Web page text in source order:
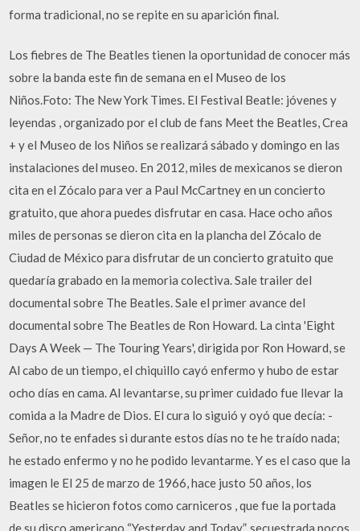
forma tradicional, no se repite en su aparición final.
Los fiebres de The Beatles tienen la oportunidad de conocer más
sobre la banda este fin de semana en el Museo de los
Niños.Foto: The New York Times. El Festival Beatle: jóvenes y
leyendas , organizado por el club de fans Meet the Beatles, Crea
+ y el Museo de los Niños se realizará sábado y domingo en las
instalaciones del museo. En 2012, miles de mexicanos se dieron
cita en el Zócalo para ver a Paul McCartney en un concierto
gratuito, que ahora puedes disfrutar en casa. Hace ocho años
miles de personas se dieron cita en la plancha del Zócalo de
Ciudad de México para disfrutar de un concierto gratuito que
quedaría grabado en la memoria colectiva. Sale trailer del
documental sobre The Beatles. Sale el primer avance del
documental sobre The Beatles de Ron Howard. La cinta 'Eight
Days A Week — The Touring Years', dirigida por Ron Howard, se
Al cabo de un tiempo, el chiquillo cayó enfermo y hubo de estar
ocho días en cama. Al levantarse, su primer cuidado fue llevar la
comida a la Madre de Dios. El cura lo siguió y oyó que decía: -
Señor, no te enfades si durante estos días no te he traído nada;
he estado enfermo y no he podido levantarme. Y es el caso que la
imagen le El 25 de marzo de 1966, hace justo 50 años, los
Beatles se hicieron fotos como carniceros , que fue la portada
de su disco americano “Yesterday and Today”, secuestrada pocos